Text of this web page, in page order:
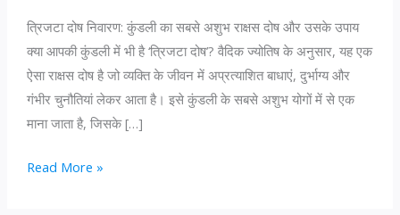
त्रिजटा दोष निवारण: कुंडली का सबसे अशुभ राक्षस दोष और उसके उपाय
क्या आपकी कुंडली में भी है ‘त्रिजटा दोष’? वैदिक ज्योतिष के अनुसार, यह एक
ऐसा राक्षस दोष है जो व्यक्ति के जीवन में अप्रत्याशित बाधाएं, दुर्भाग्य और
गंभीर चुनौतियां लेकर आता है। इसे कुंडली के सबसे अशुभ योगों में से एक
माना जाता है, जिसके […]
त्रिजटा
Read More »